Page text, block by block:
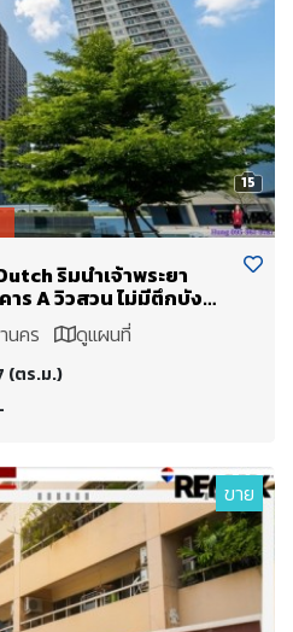
15
ริมน้ำเจ้าพระยา
ร A วิวสวน ไม่มีตึกบัง
นคร ดูแผนที่
(ตร.ม.)
ขาย